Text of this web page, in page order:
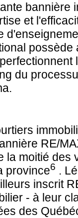
bannière
et
du
RE/
la moitié des
province6 .
inscrit
- à leur
des